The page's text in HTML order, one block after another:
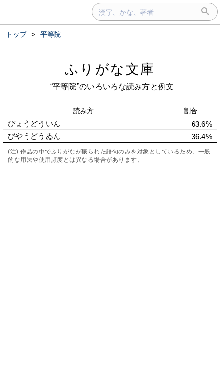
トップ > 平等院
ふりがな文庫
“平等院”のいろいろな読み方と例文
読み方 割合
びょうどういん
63.6%
びやうどうゐん
36.4%
(注) 作品の中でふりがなが振られた語句のみを対象としているため、一般
的な用法や使用頻度とは異なる場合があります。